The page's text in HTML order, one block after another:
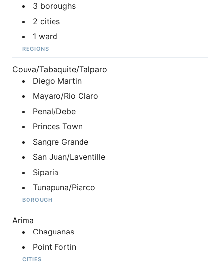
3 boroughs
2 cities
1 ward
REGIONS
Couva/Tabaquite/Talparo
Diego Martin
Mayaro/Rio Claro
Penal/Debe
Princes Town
Sangre Grande
San Juan/Laventille
Siparia
Tunapuna/Piarco
BOROUGH
Arima
Chaguanas
Point Fortin
CITIES